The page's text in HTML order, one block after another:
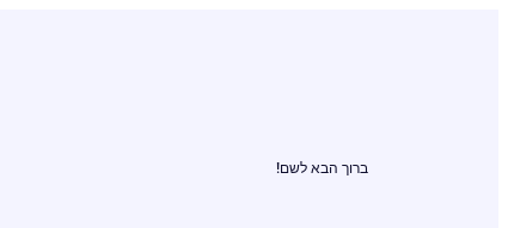
ברוך הבא לשם!